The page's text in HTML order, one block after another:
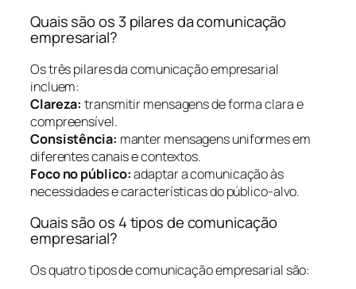
Quais são os 3 pilares da comunicação
empresarial?
Os três pilares da comunicação empresarial
incluem:
Clareza: transmitir mensagens de forma clara e
compreensível.
Consistência: manter mensagens uniformes em
diferentes canais e contextos.
Foco no público:adaptar a comunicação às
necessidades e características do público-alvo.
Quais são os 4 tipos de comunicação
empresarial?
Os quatro tipos de comunicação empresarial são: